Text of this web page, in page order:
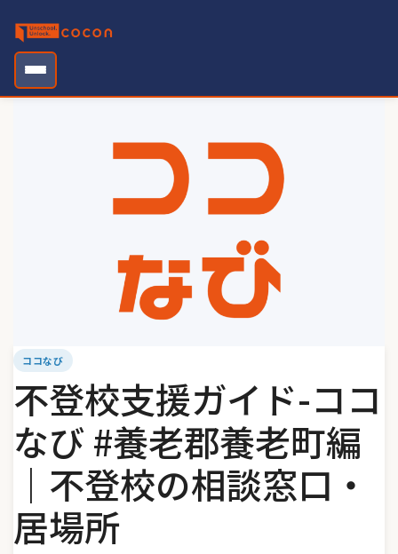
content
ココなび
不登校支援ガイド-ココ
なび #養老郡養老町編
｜不登校の相談窓口・
居場所